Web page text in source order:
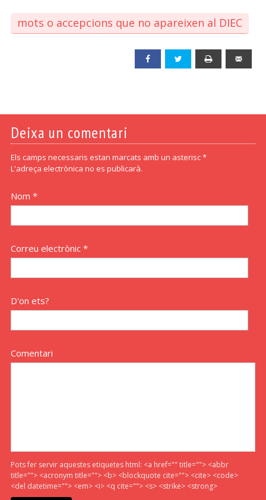
mots o accepcions que no apareixen al DIEC
Facebook Twitter
Deixa un comentari
Els camps necessaris estan marcats amb un asterisc *
L'adreça electrònica no es publicarà.
Nom *
Correu electrònic *
D'on ets?
Comentari
Pots fer servir aquestes etiquetes html: <a href="" title=""> <abbr
title=""> <acronym title=""> <b> <blockquote cite=""> <cite> <code>
<del datetime=""> <em> <i> <q cite=""> <s> <strike> <strong>